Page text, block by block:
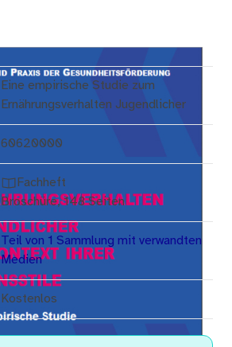
Eine empirische Studie zum
Ernährungsverhalten Jugendlicher
60620000
Fachheft
Broschüre, 148 Seiten
Teil von 1 Sammlung mit verwandten
Medien
Kostenlos